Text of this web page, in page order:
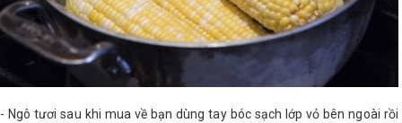
- Ngô tươi sau khi mua về bạn dùng tay bóc sạch lớp vỏ bên ngoài rồi